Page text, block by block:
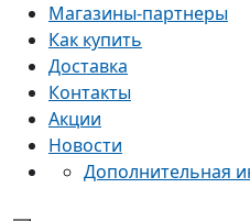
Магазины-партнеры
Как купить
Доставка
Контакты
Акции
Новости
Дополнительная